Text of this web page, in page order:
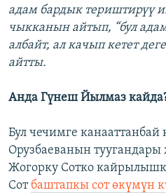
адам бардык териштирүү
чыкканын айтып, “бул
албайт, ал качып кетет
айтты.
Анда Гүнеш Йылмаз
Бул чечимге канааттанбай
Орузбаеванын
Жогорку Сотко
Сот баштапкы сот өкүмүн